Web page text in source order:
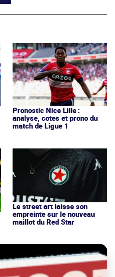
Pronostic Nice Lille :
analyse, cotes et prono du
match de Ligue 1
Le street art laisse son
empreinte sur le nouveau
maillot du Red Star